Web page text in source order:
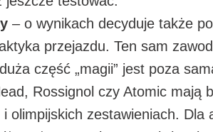
– o wynikach decyduje także
przejazdu. Ten sam
część „magii” jest poza
Rossignol czy Atomic mają
zestawieniach. Dla